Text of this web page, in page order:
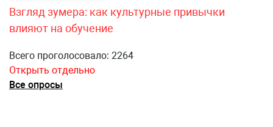
Взгляд зумера: как культурные привычки
влияют на обучение
Всего проголосовало: 2264
Открыть отдельно
Все опросы